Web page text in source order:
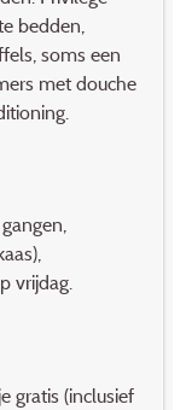
bedden,
soms een
met douche
vrijdag.
gratis (inclusief